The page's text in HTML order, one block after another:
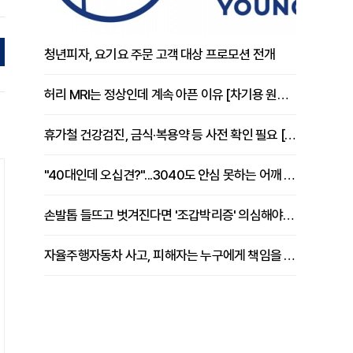
청년피자, 요기요 주문 고객 대상 프로모션 전개
허리 MRI는 정상인데 계속 아픈 이유 [차기용 원장 칼럼]
휴가철 건강검진, 금식·복용약 등 사전 확인 필요 [정도감 원장 칼럼]
"40대인데 오십견?"...3040도 안심 못하는 어깨 유착성 관절낭염
손발톱 들뜨고 벗겨진다면 '조갑박리증' 의심해야 [김철윤 원장 칼럼]
자율주행자동차 사고, 피해자는 누구에게 책임을 물을 수 있을까